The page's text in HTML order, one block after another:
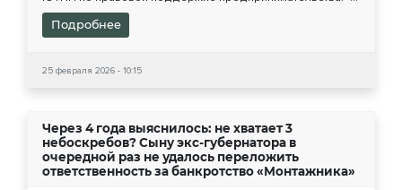
Подробнее
25 февраля 2026 - 10:15
Через 4 года выяснилось: не хватает 3
небоскребов? Сыну экс-губернатора в
очередной раз не удалось переложить
ответственность за банкротство «Монтажника»